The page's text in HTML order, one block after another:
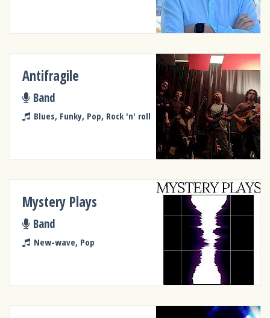
Antifragile
Band
Blues, Funky, Pop, Rock 'n' roll
Mystery Plays
Band
New-wave, Pop